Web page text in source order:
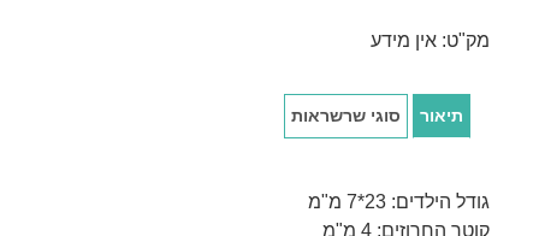
מק"ט:אין מידע
תיאור סוגי שרשראות
גודל הילדים: 23*7 מ"מ
קוטר החרוזים: 4 מ"מ